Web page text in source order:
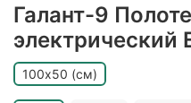
Галант-9
электрический
100х50 (см)